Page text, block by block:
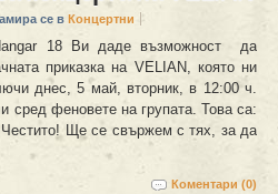
се в Концертни
18 Ви даде възможност да
приказка на VELIAN, която ни
днес, 5 май, вторник, в 12:00 ч.
сред феновете на групата. Това са:
Ще се свържем с тях, за да
Коментари (0)